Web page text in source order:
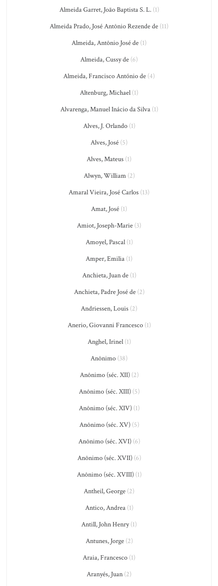
Almeida Garret, João Baptista S. L.(1)
Almeida Prado, José Antônio Rezende de (11)
Almeida, Antônio José de (1)
Almeida, Cussy de (6)
Almeida, Francisco António de (4)
Altenburg, Michael (1)
Alvarenga, Manuel Inácio da Silva(1)
Alves, J. Orlando(1)
Alves, José (5)
Alves, Mateus (1)
Alwyn, William(2)
Amaral Vieira, José Carlos (13)
Amat, José (1)
Amiot, Joseph-Marie (3)
Amoyel, Pascal(1)
Amper, Emilia (1)
Anchieta, Juan de(1)
Anchieta, Padre José de(2)
Andriessen, Louis (2)
Anerio, Giovanni Francesco(1)
Anghel, Irinel(1)
Anônimo (38)
Anônimo (séc. XII)(2)
Anônimo (séc. XIII)(5)
Anônimo (séc. XIV)(1)
Anônimo (séc. XV)(5)
Anônimo (séc. XVI)(6)
Anônimo (séc. XVII)(6)
Anônimo (séc. XVIII)(1)
Antheil, George (2)
Antico, Andrea(1)
Antill, John Henry(1)
Antunes, Jorge(2)
Araia, Francesco (1)
Aranyés, Juan (2)